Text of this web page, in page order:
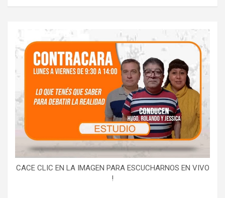
CACE CLIC EN LA IMAGEN PARA ESCUCHARNOS EN VIVO
!